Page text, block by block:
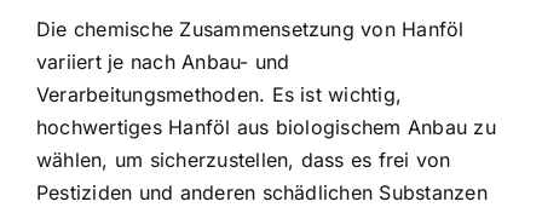
Die chemische Zusammensetzung von Hanföl
variiert je nach Anbau- und
Verarbeitungsmethoden. Es ist wichtig,
hochwertiges Hanföl aus biologischem Anbau zu
wählen, um sicherzustellen, dass es frei von
Pestiziden und anderen schädlichen Substanzen